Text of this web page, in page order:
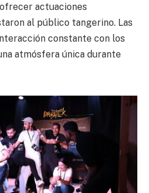
actuaciones
al público tangerino. Las
constante con los
atmósfera única durante